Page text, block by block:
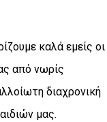
καλά εμείς οι
από νωρίς
διαχρονική
μας.